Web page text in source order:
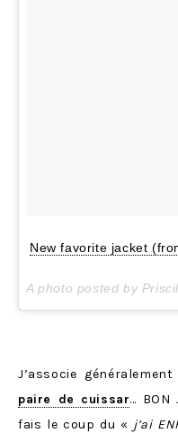
New favorite jacket
J’associe
paire de cuissar… BON
fais le coup du « j’ai